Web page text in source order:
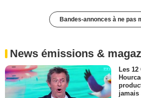
Bandes-annonces à ne pas
News émissions &
Les
jamais